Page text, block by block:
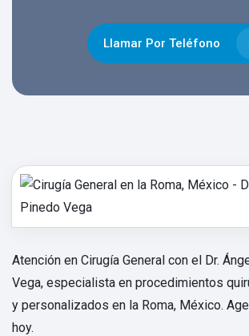
Llamar Por Teléfono
Atención en Cirugía General con el Dr.
Vega, especialista en procedimientos
y personalizados en la Roma, México.
hoy.